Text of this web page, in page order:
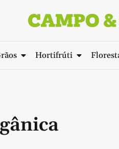
Hortifrúti